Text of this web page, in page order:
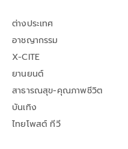
ต่างประเทศ
อาชญากรรม
X-CITE
ยานยนต์
สาธารณสุข-คุณภาพชีวิต
บันเทิง
ไทยโพสต์ ทีวี